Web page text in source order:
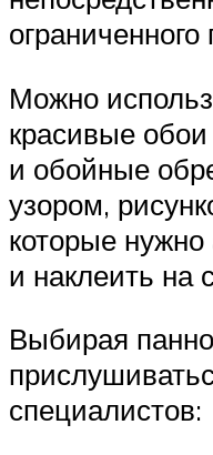
ограниченного
Можно
красивые
и обойные
узором,
которые нужно
и наклеить на
Выбирая
специалистов: